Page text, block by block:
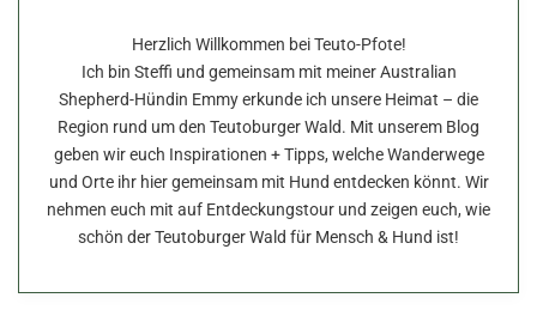
Herzlich Willkommen bei Teuto-Pfote!
Ich bin Steffi und gemeinsam mit meiner Australian
Shepherd-Hündin Emmy erkunde ich unsere Heimat – die
Region rund um den Teutoburger Wald. Mit unserem Blog
geben wir euch Inspirationen + Tipps, welche Wanderwege
und Orte ihr hier gemeinsam mit Hund entdecken könnt. Wir
nehmen euch mit auf Entdeckungstour und zeigen euch, wie
schön der Teutoburger Wald für Mensch & Hund ist!